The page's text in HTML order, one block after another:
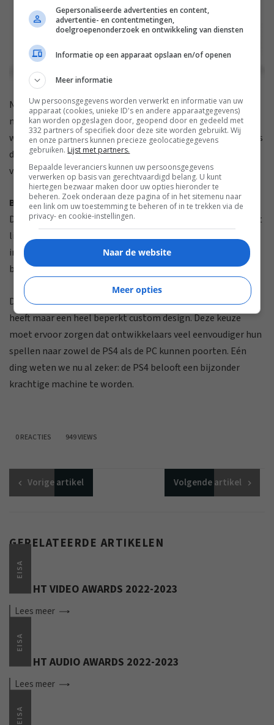
Net als in de PS3 zit ook in de PS4 een harde schijf. Er is nog
niets gezegd over de opslagcapaciteit en of je deze keer ook
weer zelf de harde schijf kan vervangen. Wat we wel weten, is
dat Sony de PS4 standaard van een grote harde schijf wil
voorzien. Hoe groot, dat valt nog af te wachten.
Binnenkort
De persconferentie heeft geen hardwarespecificaties aan het
licht gebracht, zoals verwacht, maar met de beschikbare
informatie en de voorgaande gelekte details is er al
behoorlijk wat duidelijk.
De PS4 bevat nagenoeg 100 procent pc-componenten en
heeft maar een heel beperkt custom design. Deze keuze
moet ervoor zorgen dat ontwikkelaars veel eenvoudiger hun
spellen naar zowel de PS4 als de PC kunnen poorten. Eén
ding weten we nu al zeker: de PS4 belooft een bijzonder
krachtige machine te worden.
0 REACTIES 949 VIEWS
Vorigeartikel Volgendeartikel
GERELATEERDE ARTIKELEN
EISA
EISA HT VIDEO AWARDS 2022-2023
Lees meer
EISA
EISA HT AUDIO AWARDS 2022-2023
Lees meer
EISA
Gepersonaliseerde advertenties en content,
advertentie- en contentmetingen,
doelgroepenonderzoek en ontwikkeling van diensten
Informatie op een apparaat opslaan en/of openen
Meer informatie
Uw persoonsgegevens worden verwerkt en informatie van uw
apparaat (cookies, unieke ID's en andere apparaatgegevens)
kan worden opgeslagen door, geopend door en gedeeld met
332 partners of specifiek door deze site worden gebruikt. Wij
en onze partners kunnen precieze geolocatiegegevens
gebruiken. Lijst met partners.
Bepaalde leveranciers kunnen uw persoonsgegevens
verwerken op basis van gerechtvaardigd belang. U kunt
hiertegen bezwaar maken door uw opties hieronder te
beheren. Zoek onderaan deze pagina of in het sitemenu naar
een link om uw toestemming te beheren of in te trekken via de
privacy- en cookie-instellingen.
Naar de website
Meer opties